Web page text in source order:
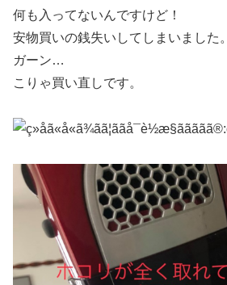
何も入ってないんですけど！
安物買いの銭失いしてしまいました。
ガーン…
こりゃ買い直しです。